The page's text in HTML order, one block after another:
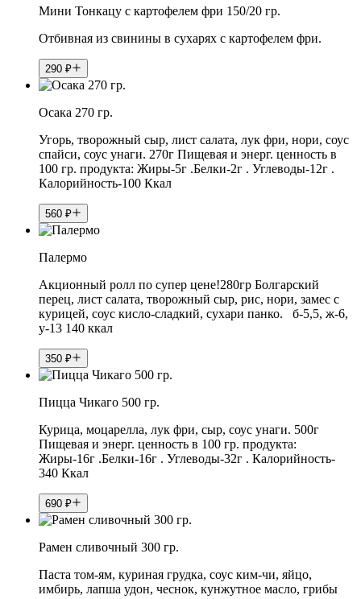
Мини Тонкацу с картофелем фри 150/20 гр.
Отбивная из свинины в сухарях с картофелем фри.
290 ₽
Осака 270 гр.
Угорь, творожный сыр, лист салата, лук фри, нори, соус
спайси, соус унаги. 270г Пищевая и энерг. ценность в
100 гр. продукта: Жиры-5г .Белки-2г . Углеводы-12г .
Калорийность-100 Ккал
560 ₽
Палермо
Акционный ролл по супер цене!280гр Болгарский
перец, лист салата, творожный сыр, рис, нори, замес с
курицей, соус кисло-сладкий, сухари панко. б-5,5, ж-6,
у-13 140 ккал
350 ₽
Пицца Чикаго 500 гр.
Курица, моцарелла, лук фри, сыр, соус унаги. 500г
Пищевая и энерг. ценность в 100 гр. продукта:
Жиры-16г .Белки-16г . Углеводы-32г . Калорийность-
340 Ккал
690 ₽
Рамен сливочный 300 гр.
Паста том-ям, куриная грудка, соус ким-чи, яйцо,
имбирь, лапша удон, чеснок, кунжутное масло, грибы